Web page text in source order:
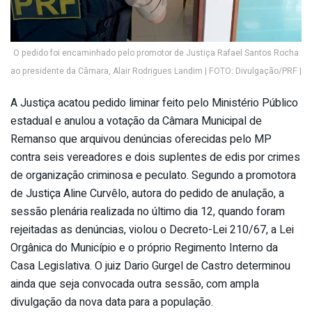
O pedido foi encaminhado pelo promotor de Justiça Rafael Santos Rocha
ao presidente da Câmara, Alair Rodrigues Landim | FOTO: Divulgação/PRF |
A Justiça acatou pedido liminar feito pelo Ministério Público
estadual e anulou a votação da Câmara Municipal de
Remanso que arquivou denúncias oferecidas pelo MP
contra seis vereadores e dois suplentes de edis por crimes
de organização criminosa e peculato. Segundo a promotora
de Justiça Aline Curvêlo, autora do pedido de anulação, a
sessão plenária realizada no último dia 12, quando foram
rejeitadas as denúncias, violou o Decreto-Lei 210/67, a Lei
Orgânica do Município e o próprio Regimento Interno da
Casa Legislativa. O juiz Dario Gurgel de Castro determinou
ainda que seja convocada outra sessão, com ampla
divulgação da nova data para a população.